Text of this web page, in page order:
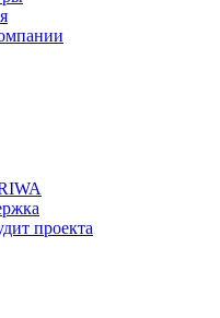
проекта